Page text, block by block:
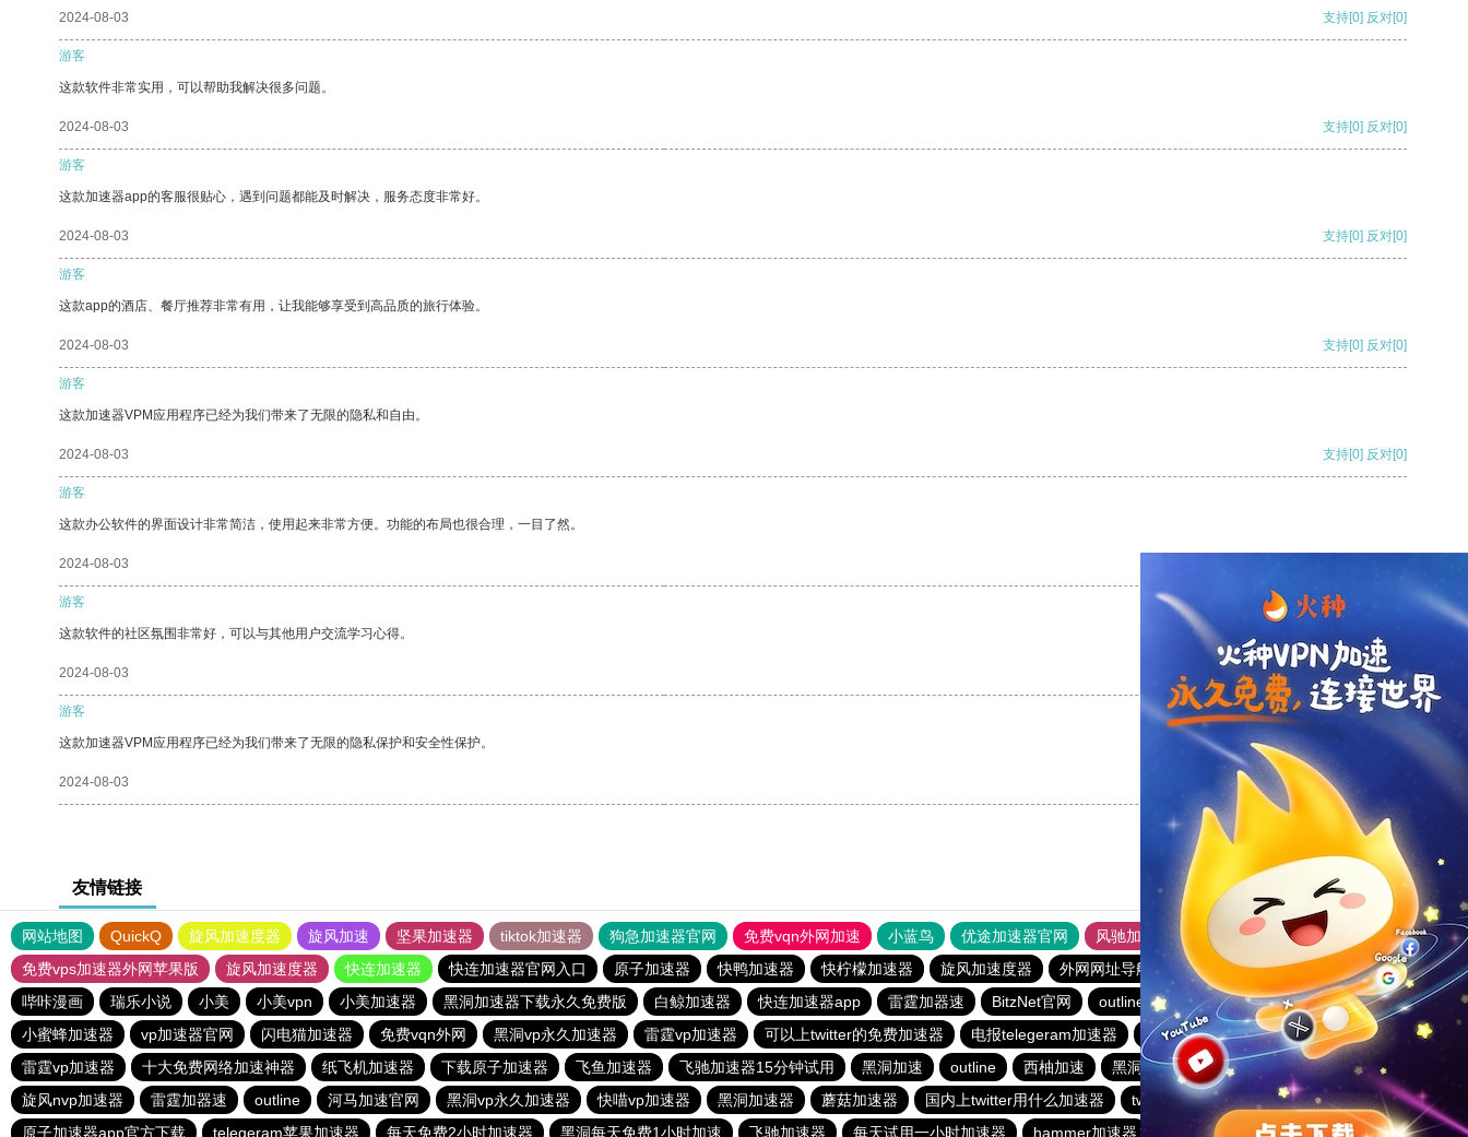
2024-08-03 支持[0] 反对[0]
游客
这款软件非常实用，可以帮助我解决很多问题。
2024-08-03 支持[0] 反对[0]
游客
这款加速器app的客服很贴心，遇到问题都能及时解决，服务态度非常好。
2024-08-03 支持[0] 反对[0]
游客
这款app的酒店、餐厅推荐非常有用，让我能够享受到高品质的旅行体验。
2024-08-03 支持[0] 反对[0]
游客
这款加速器VPM应用程序已经为我们带来了无限的隐私和自由。
2024-08-03 支持[0] 反对[0]
游客
这款办公软件的界面设计非常简洁，使用起来非常方便。功能的布局也很合理，一目了然。
2024-08-03
游客
这款软件的社区氛围非常好，可以与其他用户交流学习心得。
2024-08-03 支持 [0] 反对 [0]
游客
这款加速器VPM应用程序已经为我们带来了无限的隐私保护和安全性保护。
2024-08-03 支持
友情链接
网站地图 QuickQ 旋风加速度器 旋风加速 坚果加速器 tiktok加速器 狗急加速器官网 免费vqn外网加速 小蓝鸟 优途加速器官网 风驰加速器
旋风加速器
免费vps加速器外网苹果版
旋风加速度器 快连加速器 快连加速器官网入口 原子加速器 快鸭加速器 快柠檬加速器 旋风加速度器 外网网址导航 软件中心 雷霆加速
狂飙加速器
哔咔漫画
瑞乐小说 小美 小美vpn 小美加速器 黑洞加速器下载永久免费版 白鲸加速器 快连加速器app 雷霆加器速 BitzNet官网 outline BitzNet加速器
旋风加速度器
小蜜蜂加速器
vp加速器官网 闪电猫加速器 免费vqn外网 黑洞vp永久加速器 雷霆vp加速器 可以上twitter的免费加速器 电报telegeram加速器 黑洞官方加速器 outline
outline
雷霆vp加速器
十大免费网络加速神器 纸飞机加速器 下载原子加速器 飞鱼加速器 飞驰加速器15分钟试用 黑洞加速 outline 西柚加速 黑洞永久加速器
风驰加速官网首页
旋风nvp加速器
雷霆加器速 outline 河马加速官网 黑洞vp永久加速器 快喵vp加速器 黑洞加速器 蘑菇加速器 国内上twitter用什么加速器 twitter加速器
云梯加速器
原子加速器app官方下载
telegeram苹果加速器 每天免费2小时加速器 黑洞每天免费1小时加速 飞驰加速器 每天试用一小时加速器 hammer加速器